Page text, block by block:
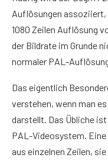
Auflösungen assoziiert,
1080 Zeilen Auflösung
der Bildrate im Grunde
normaler PAL-
Das eigentlich
verstehen, wenn man
darstellt. Das Übliche
PAL-Videosystem. Eine
aus einzelnen Zeilen,